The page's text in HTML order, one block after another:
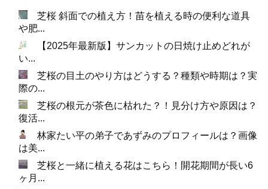
芝桜 斜面での植え方！苗を植える時の便利な道具
や肥...
【2025年最新版】サンカットの日焼け止めどれが
い...
芝桜の目土のやり方はどうする？種類や時期は？実
際の...
芝桜の根元が茶色に枯れた？！見分け方や原因は？
復活...
林家たい平の弟子であずみのプロフィールは？画像
は美...
芝桜と一緒に植える花はこちら！開花期間が長い6
ヶ月...